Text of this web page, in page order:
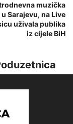
muzička
Sarajevu, na Live
uživala publika
iz cijele BiH